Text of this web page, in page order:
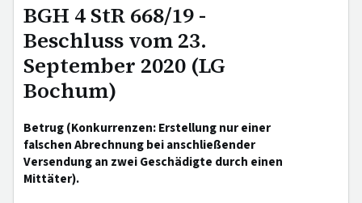
BGH 4 StR 668/19 -
Beschluss vom 23.
September 2020 (LG
Bochum)
Betrug (Konkurrenzen: Erstellung nur einer
falschen Abrechnung bei anschließender
Versendung an zwei Geschädigte durch einen
Mittäter).